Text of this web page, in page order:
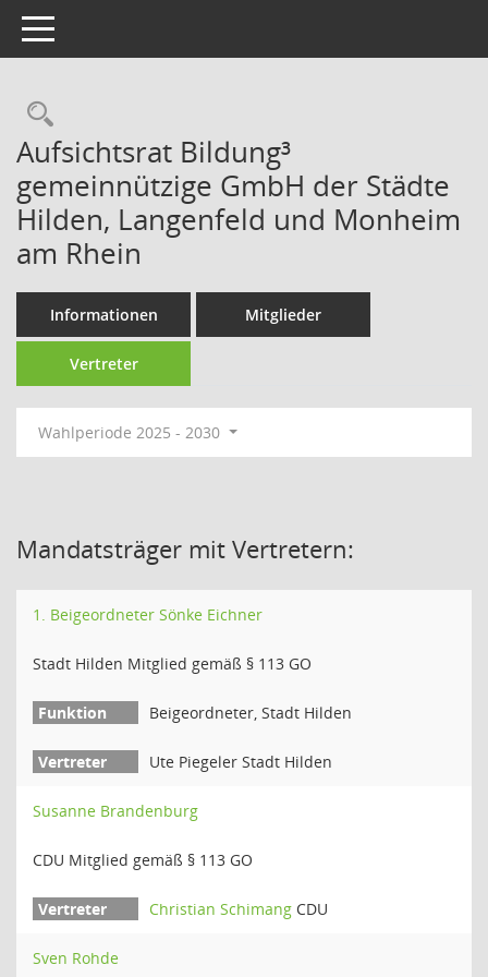
Toggle navigation
Rechercheauswahl
Aufsichtsrat Bildung³
gemeinnützige GmbH der Städte
Hilden, Langenfeld und Monheim
am Rhein
Informationen Mitglieder
Vertreter
Wahlperiode 2025 - 2030
Mandatsträger mit Vertretern:
1. Beigeordneter Sönke Eichner
Stadt Hilden Mitglied gemäß § 113 GO
Beigeordneter, Stadt Hilden
Ute Piegeler Stadt Hilden
Susanne Brandenburg
CDU Mitglied gemäß § 113 GO
Christian Schimang CDU
Sven Rohde